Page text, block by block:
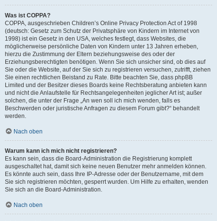
Was ist COPPA?
COPPA, ausgeschrieben Children’s Online Privacy Protection Act of 1998
(deutsch: Gesetz zum Schutz der Privatsphäre von Kindern im Internet von
1998) ist ein Gesetz in den USA, welches festlegt, dass Websites, die
möglicherweise persönliche Daten von Kindern unter 13 Jahren erheben,
hierzu die Zustimmung der Eltern beziehungsweise des oder der
Erziehungsberechtigten benötigen. Wenn Sie sich unsicher sind, ob dies auf
Sie oder die Website, auf der Sie sich zu registrieren versuchen, zutrifft, ziehen
Sie einen rechtlichen Beistand zu Rate. Bitte beachten Sie, dass phpBB
Limited und der Besitzer dieses Boards keine Rechtsberatung anbieten kann
und nicht die Anlaufstelle für Rechtsangelegenheiten jeglicher Art ist; außer
solchen, die unter der Frage „An wen soll ich mich wenden, falls es
Beschwerden oder juristische Anfragen zu diesem Forum gibt?“ behandelt
werden.
Nach oben
Warum kann ich mich nicht registrieren?
Es kann sein, dass die Board-Administration die Registrierung komplett
ausgeschaltet hat, damit sich keine neuen Benutzer mehr anmelden können.
Es könnte auch sein, dass Ihre IP-Adresse oder der Benutzername, mit dem
Sie sich registrieren möchten, gesperrt wurden. Um Hilfe zu erhalten, wenden
Sie sich an die Board-Administration.
Nach oben